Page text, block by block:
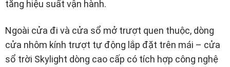
tăng hiệu suất vận hành.
Ngoài cửa đi và cửa sổ mở trượt quen thuộc, dòng
cửa nhôm kính trượt tự động lắp đặt trên mái – cửa
sổ trời Skylight dòng cao cấp có tích hợp công nghệ